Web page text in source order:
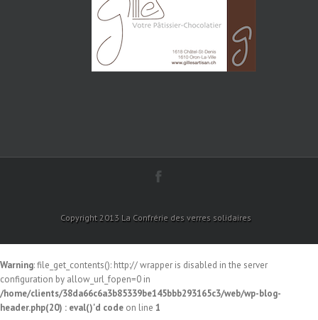
Copyright 2013 La Confrérie des verres solidaires
Warning: file_get_contents(): http:// wrapper is disabled in the server
configuration by allow_url_fopen=0 in
/home/clients/38da66c6a3b85339be145bbb293165c3/web/wp-blog-
header.php(20) : eval()'d code on line 1